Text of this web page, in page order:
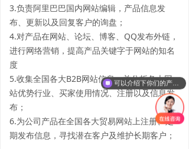
3.负责阿里巴巴国内网站编辑，产品信息发
布、更新以及回复客户的询盘；
4.对产品在网站、论坛、博客、QQ发布外链，
进行网络营销，提高产品关键字于网站的知名
度
5.收集全国各大B2B网站信息，并分析各大网
站优势行业、买家使用情况、注册以及信息发
布；
6.为公司产品在全国各大贸易网站上注册、定
期发布信息，寻找潜在客户及维护长期客户；
可以介绍下你们的产品么